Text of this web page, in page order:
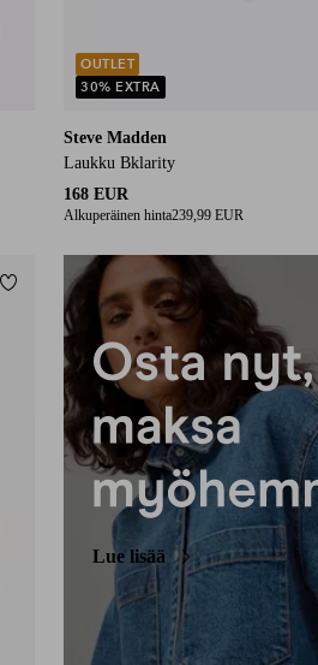
Steve Madden
Laukku Bklarity
168 EUR
Alkuperäinen hinta239,99 EUR
OUTLET
30% EXTRA
Lisää suosikkeihin
Lue lisää